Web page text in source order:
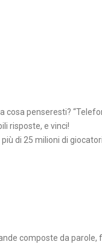
penseresti?
risposte, e vinci!
più di 25 milioni di
composte da parole,